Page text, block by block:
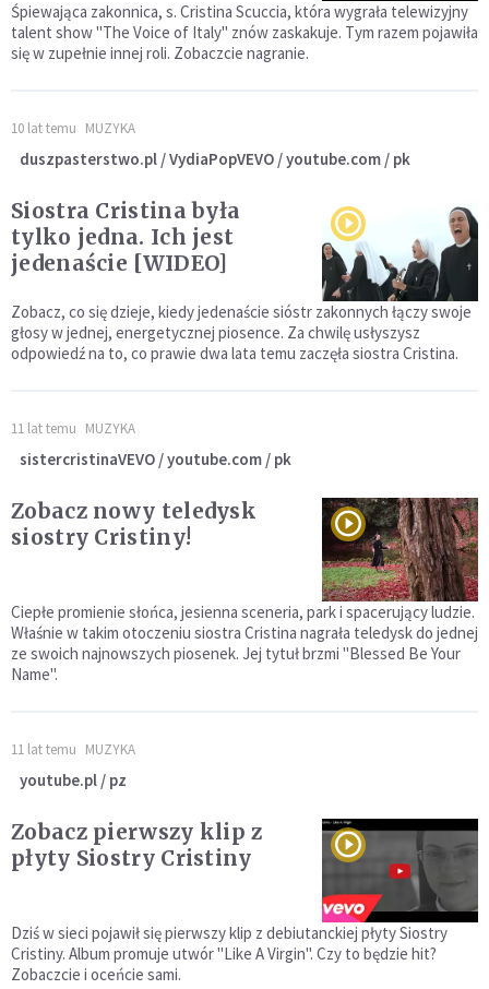
Śpiewająca zakonnica, s. Cristina Scuccia, która wygrała telewizyjny
talent show "The Voice of Italy" znów zaskakuje. Tym razem pojawiła
się w zupełnie innej roli. Zobaczcie nagranie.
10 lat temu MUZYKA
duszpasterstwo.pl / VydiaPopVEVO / youtube.com / pk
Siostra Cristina była
tylko jedna. Ich jest
jedenaście [WIDEO]
Zobacz, co się dzieje, kiedy jedenaście sióstr zakonnych łączy swoje
głosy w jednej, energetycznej piosence. Za chwilę usłyszysz
odpowiedź na to, co prawie dwa lata temu zaczęła siostra Cristina.
11 lat temu MUZYKA
sistercristinaVEVO / youtube.com / pk
Zobacz nowy teledysk
siostry Cristiny!
Ciepłe promienie słońca, jesienna sceneria, park i spacerujący ludzie.
Właśnie w takim otoczeniu siostra Cristina nagrała teledysk do jednej
ze swoich najnowszych piosenek. Jej tytuł brzmi "Blessed Be Your
Name".
11 lat temu MUZYKA
youtube.pl / pz
Zobacz pierwszy klip z
płyty Siostry Cristiny
Dziś w sieci pojawił się pierwszy klip z debiutanckiej płyty Siostry
Cristiny. Album promuje utwór "Like A Virgin". Czy to będzie hit?
Zobaczcie i oceńcie sami.